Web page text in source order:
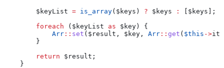
        $keyList
= is_array( $keys ) ? $keys : $keys ];
        foreach
( $keyList as $key ) {
            Arr
:: set ( $result , $key , Arr :: get ( $this ->
        }
        return
$result ;
    }